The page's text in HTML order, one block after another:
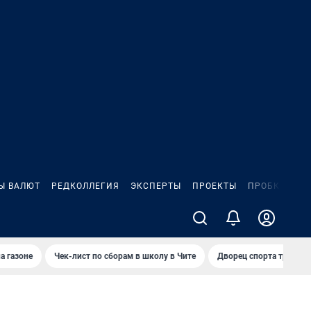
ВАЛЮТ РЕДКОЛЛЕГИЯ ЭКСПЕРТЫ ПРОЕКТЫ ПРОБКИ
газоне Чек-лист по сборам в школу в Чите Дворец спорта